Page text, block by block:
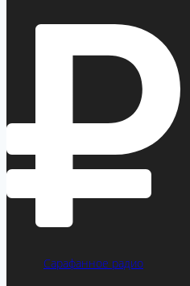
Сарафанное радио